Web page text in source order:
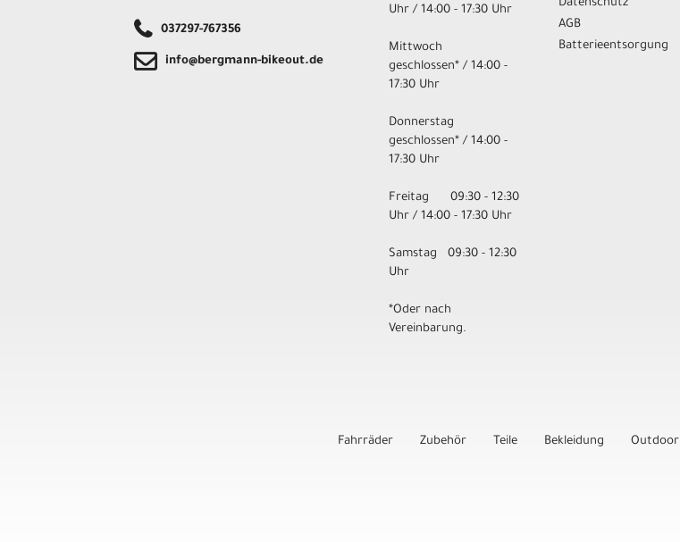
037297-767356
info@bergmann-bikeout.de
Uhr / 14:00 - 17:30 Uhr
Mittwoch
geschlossen* / 14:00 -
17:30 Uhr
Donnerstag
geschlossen* / 14:00 -
17:30 Uhr
Freitag 09:30 - 12:30
Uhr / 14:00 - 17:30 Uhr
Samstag 09:30 - 12:30
Uhr
*Oder nach
Vereinbarung.
Datenschutz
AGB
Batterieentsorgung
Fahrräder Zubehör Teile Bekleidung Outdoor